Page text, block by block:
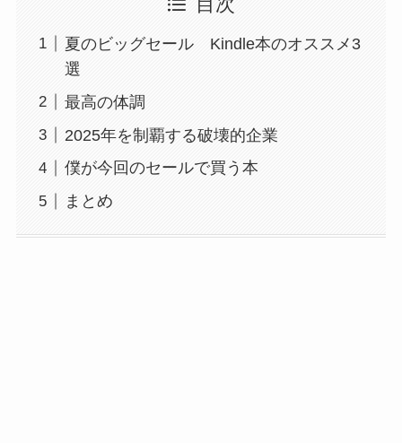
目次
夏のビッグセール Kindle本のオススメ3
選
最高の体調
2025年を制覇する破壊的企業
僕が今回のセールで買う本
まとめ